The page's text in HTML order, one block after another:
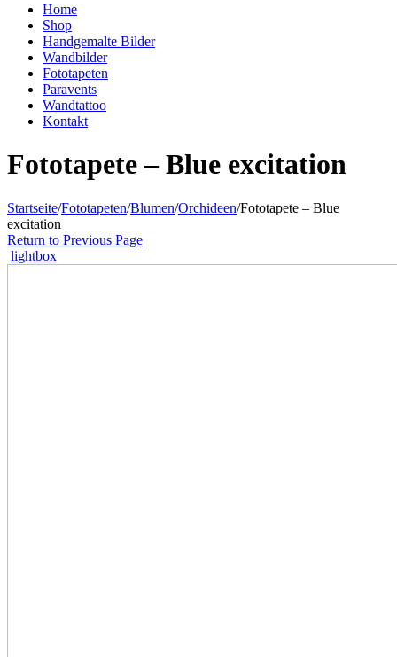
Home
Shop
Handgemalte Bilder
Wandbilder
Fototapeten
Paravents
Wandtattoo
Kontakt
Fototapete – Blue excitation
Startseite/Fototapeten/Blumen/Orchideen/Fototapete – Blue
excitation
Return to Previous Page
lightbox